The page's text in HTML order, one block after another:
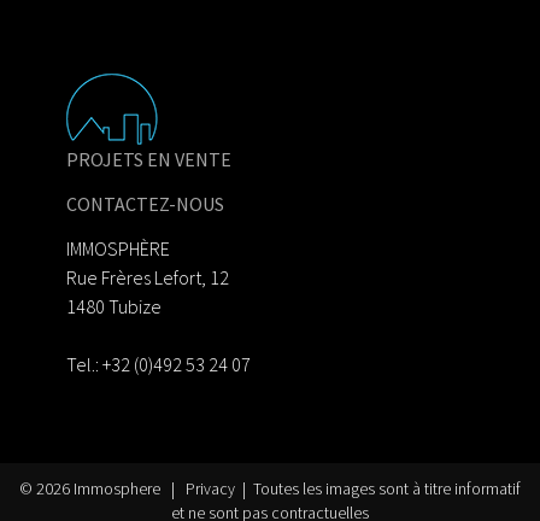
PROJETS EN VENTE
CONTACTEZ-NOUS
IMMOSPHÈRE
Rue Frères Lefort, 12
1480 Tubize
Tel.: +32 (0)492 53 24 07
© 2026 Immosphere | Privacy | Toutes les images sont à titre informatif
et ne sont pas contractuelles